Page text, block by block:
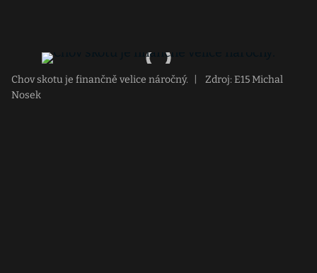
Chov skotu je finančně velice náročný.
Zdroj: E15 Michal
Nosek